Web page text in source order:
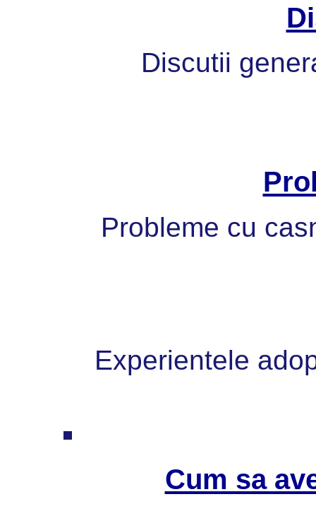
Discutii
Probleme cu
Experientele
Cum sa